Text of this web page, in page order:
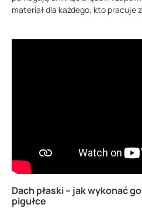
materiał dla każdego, kto pracuje
Dach płaski – jak wykonać
pigułce